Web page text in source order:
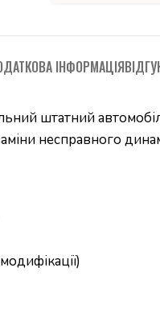
ІНФОРМАЦІЯ
штатний
несправного